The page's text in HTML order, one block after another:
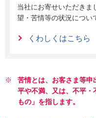
当社にお寄せいただきま
望・苦情等の状況につい
くわしくはこちら
※
苦情とは、お客さま等
平や不満、又は、不平・
もの」を指します。